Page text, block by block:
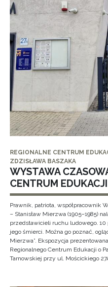
REGIONALNE CENTRUM
ZDZISŁAWA BASZAKA
WYSTAWA
CENTRUM
Prawnik, patriota, współpracownik
– Stanisław Mierzwa (1905–1985)
przedstawicieli ruchu ludowego.
jego śmierci. Można go poznać,
Mierzwa”. Ekspozycja
Regionalnego Centrum Edukacji o
Tarnowskiej przy ul. Mościckiego